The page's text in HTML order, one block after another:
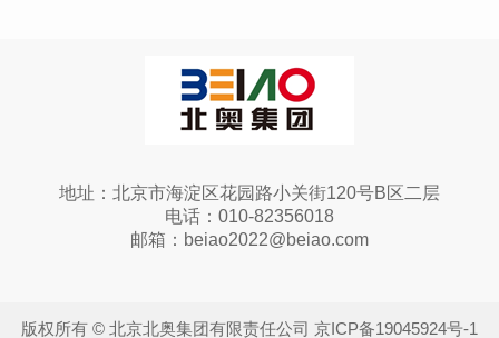
地址：北京市海淀区花园路小关街120号B区二层
电话：010-82356018
邮箱：beiao2022@beiao.com
版权所有 © 北京北奥集团有限责任公司 京ICP备19045924号-1